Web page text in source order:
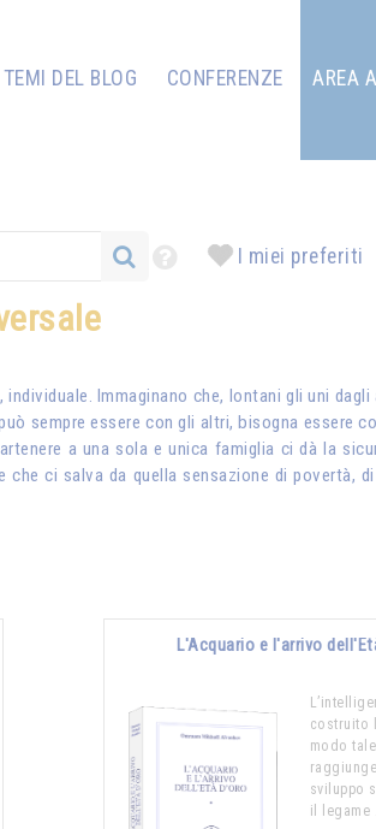
TEMI DEL BLOG
CONFERENZE
AREA
I miei preferiti
Immaginano che, lontani gli uni
sempre essere con gli altri, bisogna essere
a una sola e unica famiglia ci dà la
che ci salva da quella sensazione di povertà,
L'Acquario e l'arrivo
costruito
modo
sviluppo
il legame …